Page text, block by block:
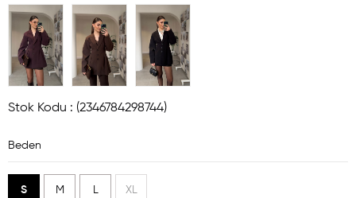
Stok Kodu (2346784298744)
Beden
S M XL